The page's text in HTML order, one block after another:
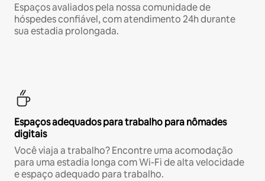
Espaços avaliados pela nossa comunidade de
hóspedes confiável, com atendimento 24h durante
sua estadia prolongada.
Espaços adequados para trabalho para nômades
digitais
Você viaja a trabalho? Encontre uma acomodação
para uma estadia longa com Wi-Fi de alta velocidade
e espaço adequado para trabalho.